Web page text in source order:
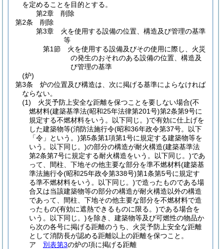
を定めることを目的とする。
第2章
削除
第2条
削除
第3章
火を使用する設備の位置、構造及び管理の基準
等
第1節
火を使用する設備及びその使用に際し、火災
の発生のおそれのある設備の位置、構造及
び管理の基準
(炉)
第3条
炉の位置及び構造は、次に掲げる基準によらなければ
ならない。
(1)
火災予防上安全な距離を保つことを要しない場合(不
燃材料(建築基準法(昭和25年法律第201号)第2条第9号に
規定する不燃材料をいう。以下同じ。)で有効に仕上げを
した建築物等(消防法施行令(昭和36年政令第37号。以下
「令」という。)第5条第1項第1号に規定する建築物等を
いう。以下同じ。)の部分の構造が耐火構造(建築基準法
第2条第7号に規定する耐火構造をいう。以下同じ。)であ
って、間柱、下地その他主要な部分を準不燃材料(建築基
準法施行令(昭和25年政令第338号)第1条第5号に規定す
る準不燃材料をいう。以下同じ。)で造ったものである場
合又は当該建築物等の部分の構造が耐火構造以外の構造
であって、間柱、下地その他主要な部分を不燃材料で造
ったもの(有効に遮熱できるものに限る。)である場合を
いう。以下同じ。)を除き、建築物等及び可燃性の物品か
ら次の各号に掲げる距離のうち、火災予防上安全な距離
として消防長が認める距離以上の距離を保つこと。
ア
別表第3の炉の項に掲げる距離